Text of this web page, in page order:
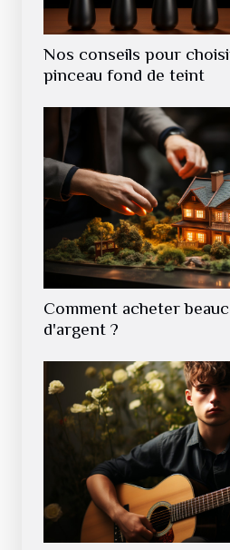
Nos conseils pour
pinceau fond de teint
Comment acheter
d'argent ?